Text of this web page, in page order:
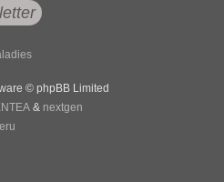
© phpBB Limited
& nextgen